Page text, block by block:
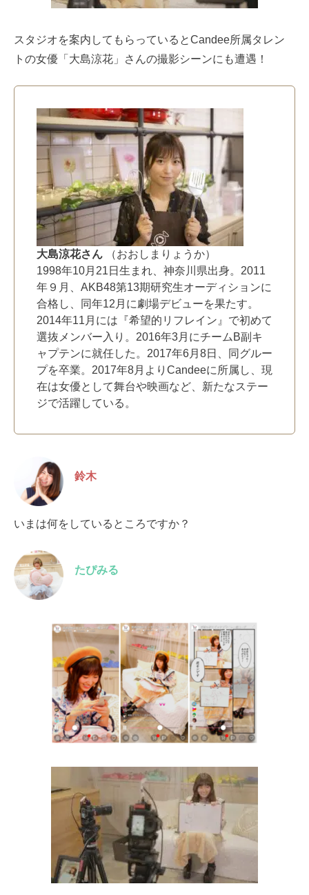
スタジオを案内してもらっているとCandee所属タレン
トの女優「大島涼花」さんの撮影シーンにも遭遇！
大島涼花さん
（おおしまりょうか）
1998年10月21日生まれ、神奈川県出身。2011
年９月、AKB48第13期研究生オーディションに
合格し、同年12月に劇場デビューを果たす。
2014年11月には『希望的リフレイン』で初めて
選抜メンバー入り。2016年3月にチームB副キ
ャプテンに就任した。2017年6月8日、同グルー
プを卒業。2017年8月よりCandeeに所属し、現
在は女優として舞台や映画など、新たなステー
ジで活躍している。
鈴木
いまは何をしているところですか？
たぴみる